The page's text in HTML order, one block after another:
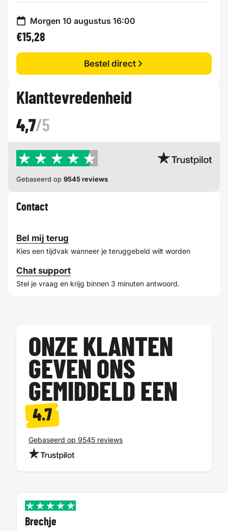
Morgen 10 augustus 16:00
€15,28
Bestel direct
Klanttevredenheid
4,7/5
Gebaseerd op 9545 reviews
Contact
Bel mij terug
Kies een tijdvak wanneer je teruggebeld wilt worden
Chat support
Stel je vraag en krijg binnen 3 minuten antwoord.
ONZE KLANTEN
GEVEN ONS
GEMIDDELD EEN
4.7
Gebaseerd op 9545 reviews
Brechje